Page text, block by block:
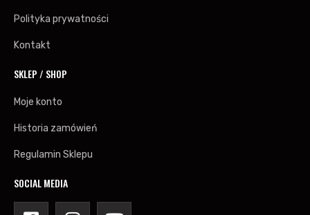
Polityka prywatności
Kontakt
SKLEP / SHOP
Moje konto
Historia zamówień
Regulamin Sklepu
SOCIAL MEDIA